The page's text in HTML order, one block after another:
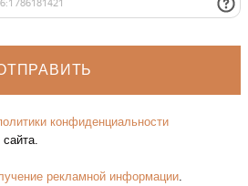
конфиденциальности
сайта.
рекламной информации.